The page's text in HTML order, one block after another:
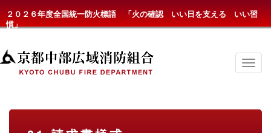
２０２６年度全国統一防火標語 「火の確認 いい日を支える いい習
慣」
京
都